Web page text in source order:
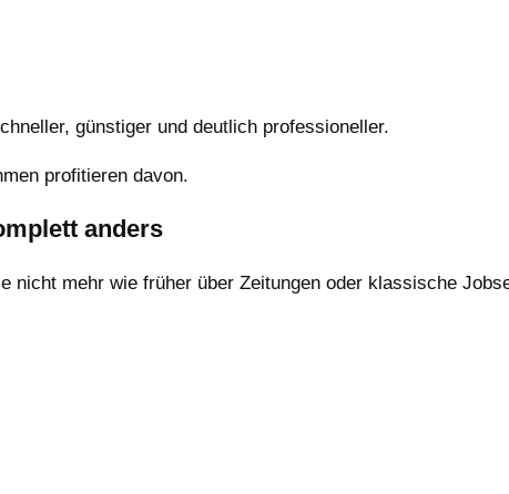
günstiger und deutlich professioneller.
profitieren davon.
anders
nicht mehr wie früher über Zeitungen oder klassische